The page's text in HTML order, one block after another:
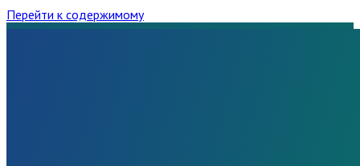
Перейти к содержимому